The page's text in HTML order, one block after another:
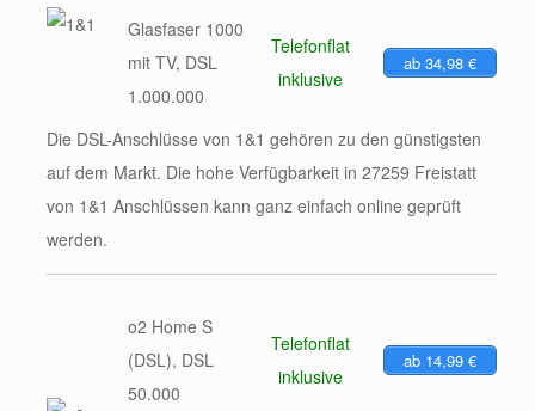
Glasfaser 1000
mit TV, DSL
1.000.000
Telefonflat
inklusive
ab 34,98 €
Die DSL-Anschlüsse von 1&1 gehören zu den günstigsten
auf dem Markt. Die hohe Verfügbarkeit in 27259 Freistatt
von 1&1 Anschlüssen kann ganz einfach online geprüft
werden.
o2 Home S
(DSL), DSL
50.000
Telefonflat
inklusive
ab 14,99 €